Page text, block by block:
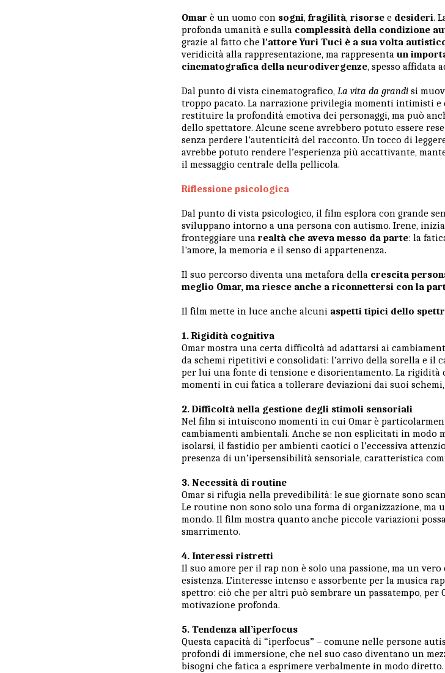
Omar è un uomo con sogni,fragilità, risorse e desideri.
profonda umanità e sulla complessità della condizione
grazie al fatto che l'attore Yuri Tuci è a sua volta
veridicità alla rappresentazione, ma rappresenta un
cinematografica della neurodivergenze, spesso affidata
Dal punto di vista cinematografico, La vita da grandi si
troppo pacato. La narrazione privilegia momenti intimisti
restituire la profondità emotiva dei personaggi, ma può
dello spettatore. Alcune scene avrebbero potuto essere
senza perdere l'autenticità del racconto. Un tocco di
avrebbe potuto rendere l’esperienza più accattivante,
il messaggio centrale della pellicola.
Riflessione psicologica
Dal punto di vista psicologico, il film esplora con grande
sviluppano intorno a una persona con autismo. Irene,
fronteggiare una realtà che aveva messo da parte: la
l'amore, la memoria e il senso di appartenenza.
Il suo percorso diventa una metafora della crescita
meglio Omar, ma riesce anche a riconnettersi con la
Il film mette in luce anche alcuni aspetti tipici dello
1. Rigidità cognitiva
Omar mostra una certa difficoltà ad adattarsi ai
da schemi ripetitivi e consolidati: l’arrivo della sorella e il
per lui una fonte di tensione e disorientamento. La rigidità
momenti in cui fatica a tollerare deviazioni dai suoi schemi,
2. Difficoltà nella gestione degli stimoli sensoriali
Nel film si intuiscono momenti in cui Omar è
cambiamenti ambientali. Anche se non esplicitati in modo
isolarsi, il fastidio per ambienti caotici o l’eccessiva
presenza di un’ipersensibilità sensoriale, caratteristica
3. Necessità di routine
Omar si rifugia nella prevedibilità: le sue giornate sono
Le routine non sono solo una forma di organizzazione,
mondo. Il film mostra quanto anche piccole variazioni
smarrimento.
4. Interessi ristretti
Il suo amore per il rap non è solo una passione, ma un
esistenza. L’interesse intenso e assorbente per la musica
spettro: ciò che per altri può sembrare un passatempo, per
motivazione profonda.
5. Tendenza all’iperfocus
Questa capacità di “iperfocus” – comune nelle persone
profondi di immersione, che nel suo caso diventano un
bisogni che fatica a esprimere verbalmente in modo diretto.